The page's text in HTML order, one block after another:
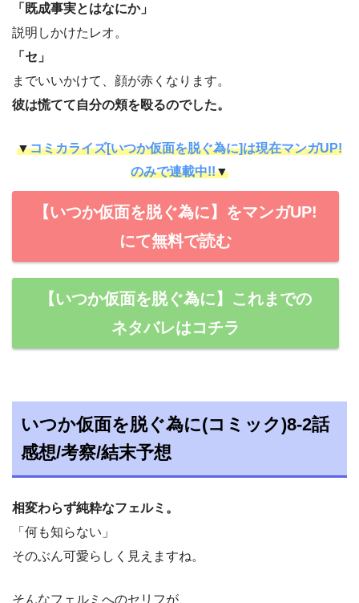
「既成事実とはなにか」
説明しかけたレオ。
「セ」
までいいかけて、顔が赤くなります。
彼は慌てて自分の頬を殴るのでした。
▼コミカライズ[いつか仮面を脱ぐ為に]は現在マンガUP!
のみで連載中!!▼
【いつか仮面を脱ぐ為に】をマンガUP!
にて無料で読む
【いつか仮面を脱ぐ為に】これまでの
ネタバレはコチラ
いつか仮面を脱ぐ為に(コミック)8-2話
感想/考察/結末予想
相変わらず純粋なフェルミ。
「何も知らない」
そのぶん可愛らしく見えますね。
そんなフェルミへのセリフが、